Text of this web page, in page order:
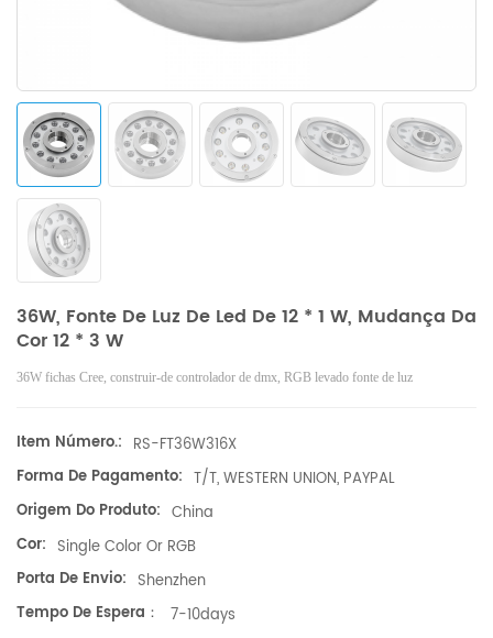
36W, Fonte De Luz De Led De 12 * 1 W, Mudança Da
Cor 12 * 3 W
36W fichas Cree, construir-de controlador de dmx, RGB levado fonte de luz
Item Número.: RS-FT36W316X
Forma De Pagamento: T/T, WESTERN UNION, PAYPAL
Origem Do Produto: China
Cor: Single Color Or RGB
Porta De Envio: Shenzhen
Tempo De Espera：
7-10days